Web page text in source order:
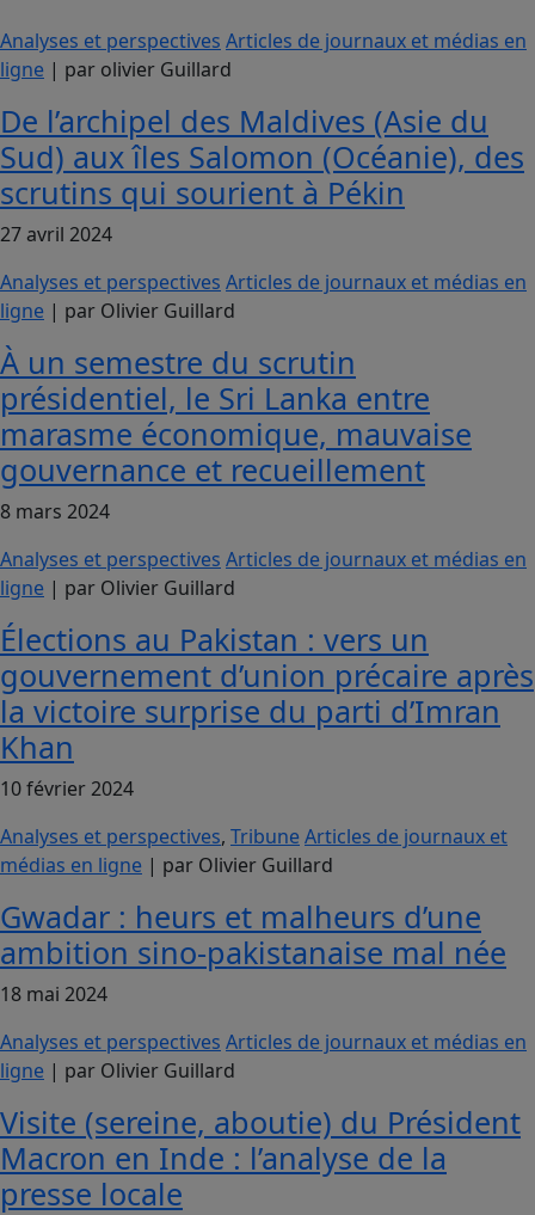
Analyses et perspectives Articles de journaux et médias en
ligne | par olivier Guillard
De l’archipel des Maldives (Asie du
Sud) aux îles Salomon (Océanie), des
scrutins qui sourient à Pékin
27 avril 2024
Analyses et perspectives Articles de journaux et médias en
ligne | par Olivier Guillard
À un semestre du scrutin
présidentiel, le Sri Lanka entre
marasme économique, mauvaise
gouvernance et recueillement
8 mars 2024
Analyses et perspectives Articles de journaux et médias en
ligne | par Olivier Guillard
Élections au Pakistan : vers un
gouvernement d’union précaire après
la victoire surprise du parti d’Imran
Khan
10 février 2024
Analyses et perspectives, TribuneArticles de journaux et
médias en ligne | par Olivier Guillard
Gwadar : heurs et malheurs d’une
ambition sino-pakistanaise mal née
18 mai 2024
Analyses et perspectives Articles de journaux et médias en
ligne | par Olivier Guillard
Visite (sereine, aboutie) du Président
Macron en Inde : l’analyse de la
presse locale